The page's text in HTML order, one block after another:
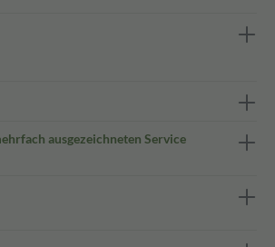
ausgezeichneten Service